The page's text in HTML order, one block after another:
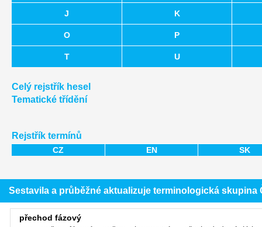
J K
O P
T U
Celý rejstřík hesel
Tematické třídění
Rejstřík termínů
CZ EN SK
Sestavila a průběžné aktualizuje terminologická
přechod fázový